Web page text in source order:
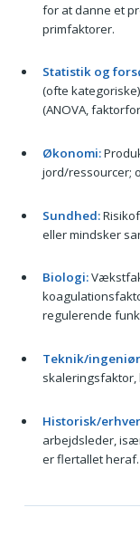
for at danne et
primfaktorer.
Statistik og
(ofte
(ANOVA,
Økonomi:
jord/ressourcer;
Sundhed:
eller mindsker
Biologi:
regulerende
Teknik/
Historisk/
arbejdsleder,
er flertallet heraf.